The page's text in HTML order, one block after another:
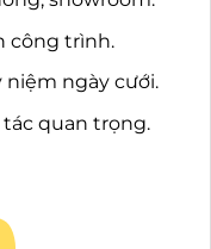
công trình.
niệm ngày cưới.
tác quan trọng.